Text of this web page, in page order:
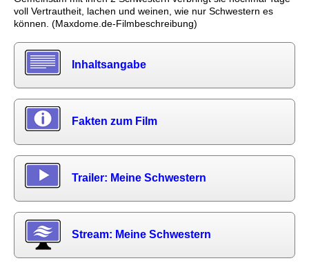
voll Vertrautheit, lachen und weinen, wie nur Schwestern es
können. (Maxdome.de-Filmbeschreibung)
Inhaltsangabe
Fakten zum Film
Trailer: Meine Schwestern
Stream: Meine Schwestern